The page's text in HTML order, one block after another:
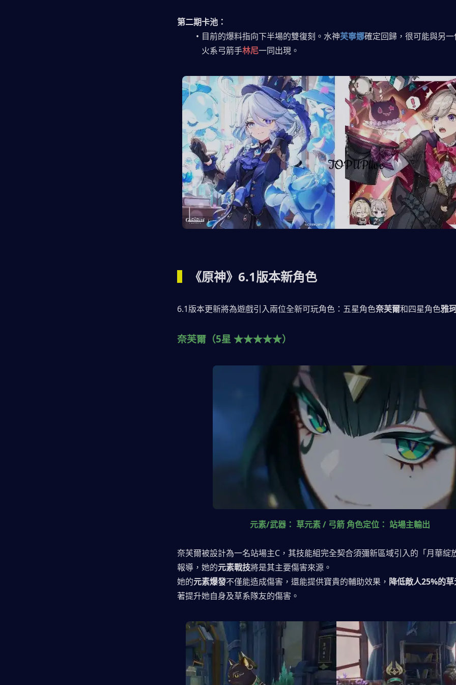
第二期卡池：
目前的爆料指向下半場的雙復刻。水神芙寧娜確定回歸，很可能與另
火系弓箭手林尼一同出現。
《原神》6.1版本新角色
6.1版本更新將為遊戲引入兩位全新可玩角色：五星角色奈芙爾和四星角色雅
奈芙爾（5星 ★★★★★）
元素/武器： 草元素 / 弓箭 角色定位： 站場主輸出
奈芙爾被設計為一名站場主C，其技能組完全契合須彌新區域引入的「月華綻
報導，她的元素戰技將是其主要傷害來源。
她的元素爆發不僅能造成傷害，還能提供寶貴的輔助效果， 降低敵人25%的
著提升她自身及草系隊友的傷害。